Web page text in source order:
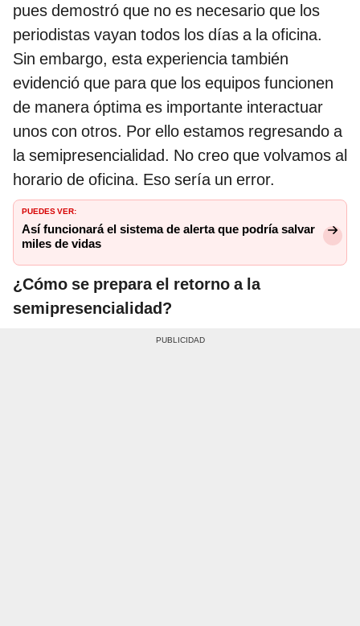
pues demostró que no es necesario que los
periodistas vayan todos los días a la oficina.
Sin embargo, esta experiencia también
evidenció que para que los equipos funcionen
de manera óptima es importante interactuar
unos con otros. Por ello estamos regresando a
la semipresencialidad. No creo que volvamos al
horario de oficina. Eso sería un error.
PUEDES VER:
Así funcionará el sistema de alerta que podría salvar
miles de vidas
¿Cómo se prepara el retorno a la
semipresencialidad?